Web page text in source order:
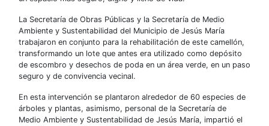
La Secretaría de Obras Públicas y la Secretaría de Medio
Ambiente y Sustentabilidad del Municipio de Jesús María
trabajaron en conjunto para la rehabilitación de este camellón,
transformando un lote que antes era utilizado como depósito
de escombro y desechos de poda en un área verde, en un paso
seguro y de convivencia vecinal.
En esta intervención se plantaron alrededor de 60 especies de
árboles y plantas, asimismo, personal de la Secretaría de
Medio Ambiente y Sustentabilidad de Jesús María, impartió el